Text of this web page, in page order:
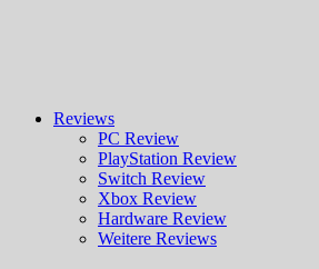
Reviews
PC Review
PlayStation Review
Switch Review
Xbox Review
Hardware Review
Weitere Reviews